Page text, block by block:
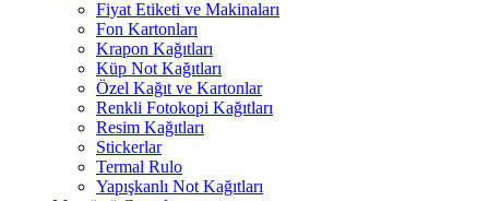
Fiyat Etiketi ve Makinaları
Fon Kartonları
Krapon Kağıtları
Küp Not Kağıtları
Özel Kağıt ve Kartonlar
Renkli Fotokopi Kağıtları
Resim Kağıtları
Stickerlar
Termal Rulo
Yapışkanlı Not Kağıtları